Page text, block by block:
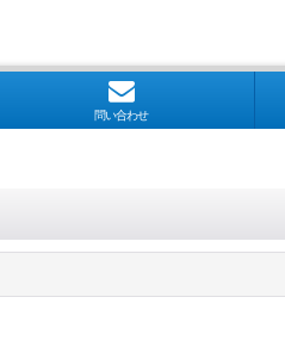
問い合わせ